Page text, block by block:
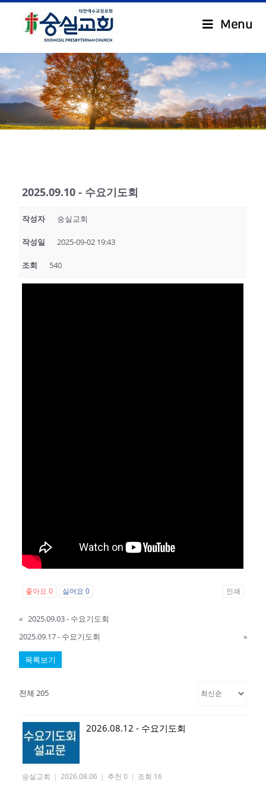
Menu
.
2025.09.10 - 수요기도회
작성자 숭실교회
작성일 2025-09-02 19:43
조회 540
좋아요0 싫어요0 인쇄
« 2025.09.03 - 수요기도회
2025.09.17 - 수요기도회
»
목록보기
전체 205
2026.08.12 - 수요기도회
숭실교회 | 2026.08.06 | 추천 0 | 조회 16